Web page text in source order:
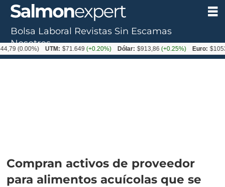
Compran activos de proveedor
para alimentos acuícolas que se
Bolsa Laboral Revistas Sin Escamas
Nosotros
UTM: $71.649(+0.20%) Dólar: $913,86(+0.25%) Euro: $1053,08(-